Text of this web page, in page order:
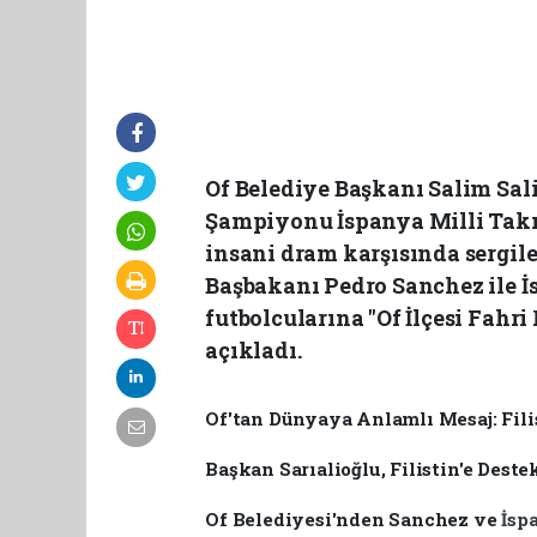
Of Belediye Başkanı Salim
Şampiyonu İspanya Milli
insani dram karşısında
Başbakanı Pedro Sanchez
futbolcularına "Of İlçesi
açıkladı.
Of'tan Dünyaya Anlamlı Mesaj:
Başkan Sarıalioğlu, Filistin'e
Of Belediyesi'nden Sanchez ve